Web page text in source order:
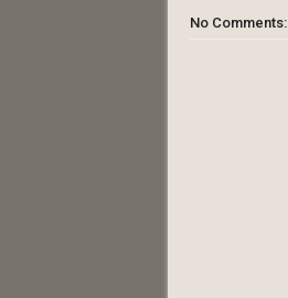
No Comments: